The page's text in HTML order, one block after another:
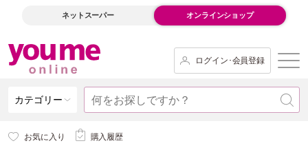
ネットスーパー オンラインショップ
ログイン･会員登録
カテゴリー
お気に入り 購入履歴